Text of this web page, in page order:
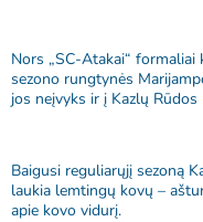
Nors „SC-Atakai“
sezono rungtynės
jos neįvyks ir į Kazlų
Baigusi reguliarųjį sezoną
laukia lemtingų kovų –
apie kovo vidurį.